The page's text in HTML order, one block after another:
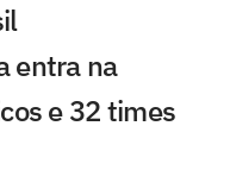
entra na
e 32 times